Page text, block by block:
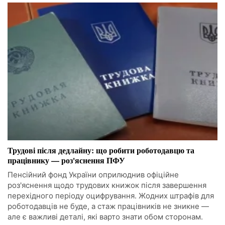
Трудові після дедлайну: що робити роботодавцю та
працівнику — роз'яснення ПФУ
Пенсійний фонд України оприлюднив офіційне
роз'яснення щодо трудових книжок після завершення
перехідного періоду оцифрування. Жодних штрафів для
роботодавців не буде, а стаж працівників не зникне —
але є важливі деталі, які варто знати обом сторонам.